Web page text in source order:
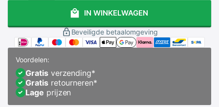
IN WINKELWAGEN
Beveiligde betaalomgeving
Voordelen:
Gratisverzending*
Gratisretourneren*
Lage prijzen